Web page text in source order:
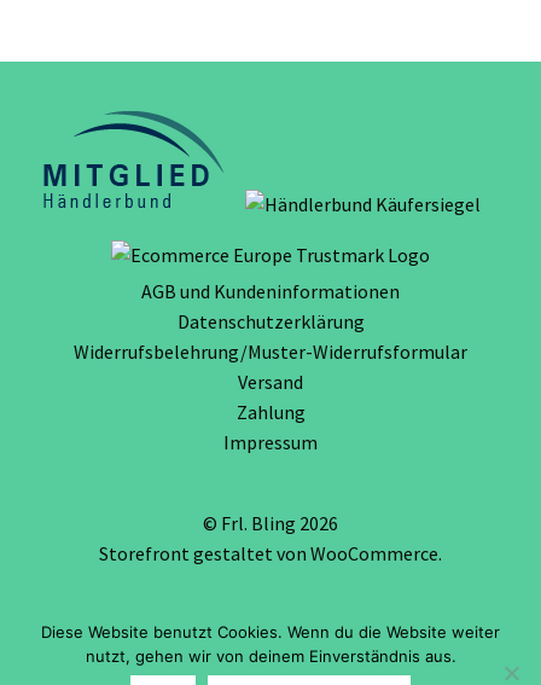
AGB und Kundeninformationen
Datenschutzerklärung
Widerrufsbelehrung/Muster-Widerrufsformular
Versand
Zahlung
Impressum
© Frl. Bling 2026
Storefront gestaltet von WooCommerce.
Vertrag widerrufen
Diese Website benutzt Cookies. Wenn du die Website weiter
nutzt, gehen wir von deinem Einverständnis aus.